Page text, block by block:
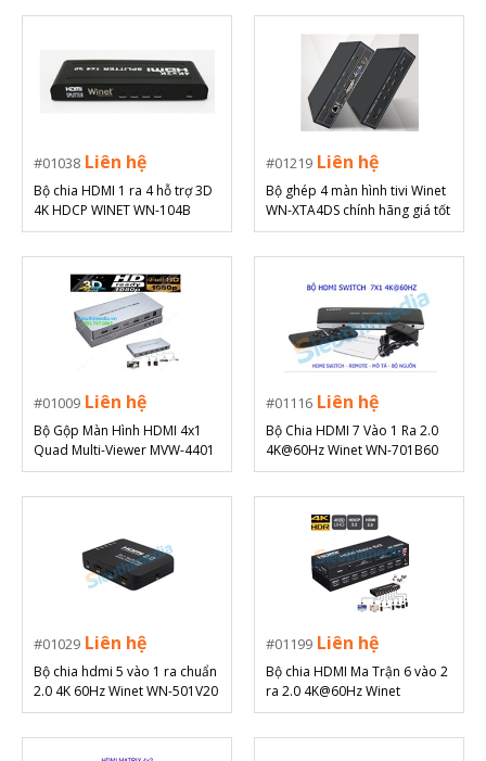
01038 Liên hệ
Bộ chia HDMI 1 ra 4 hỗ trợ 3D
4K HDCP WINET WN-104B
01219 Liên hệ
Bộ ghép 4 màn hình tivi Winet
WN-XTA4DS chính hãng giá tốt
01009 Liên hệ
Bộ Gộp Màn Hình HDMI 4x1
Quad Multi-Viewer MVW-4401
Full HD 1080p
01116 Liên hệ
Bộ Chia HDMI 7 Vào 1 Ra 2.0
4K@60Hz Winet WN-701B60
01029 Liên hệ
Bộ chia hdmi 5 vào 1 ra chuẩn
2.0 4K 60Hz Winet WN-501V20
01199 Liên hệ
Bộ chia HDMI Ma Trận 6 vào 2
ra 2.0 4K@60Hz Winet